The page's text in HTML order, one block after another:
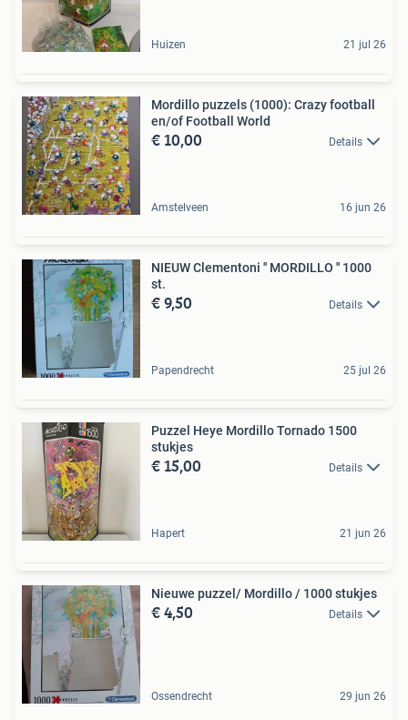
Huizen 21 jul 26
Mordillo puzzels (1000): Crazy football
en/of Football World
€ 10,00 Details
Amstelveen 16 jun 26
NIEUW Clementoni '' MORDILLO '' 1000
st.
€ 9,50 Details
Papendrecht 25 jul 26
Puzzel Heye Mordillo Tornado 1500
stukjes
€ 15,00 Details
Hapert 21 jun 26
Nieuwe puzzel/ Mordillo / 1000 stukjes
€ 4,50 Details
Ossendrecht 29 jun 26